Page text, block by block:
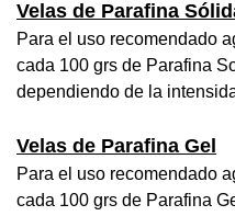
Velas de Parafina
Para el uso recomendado
cada 100 grs de Parafina
dependiendo de la
Velas de Parafina Gel
Para el uso recomendado
cada 100 grs de Parafina